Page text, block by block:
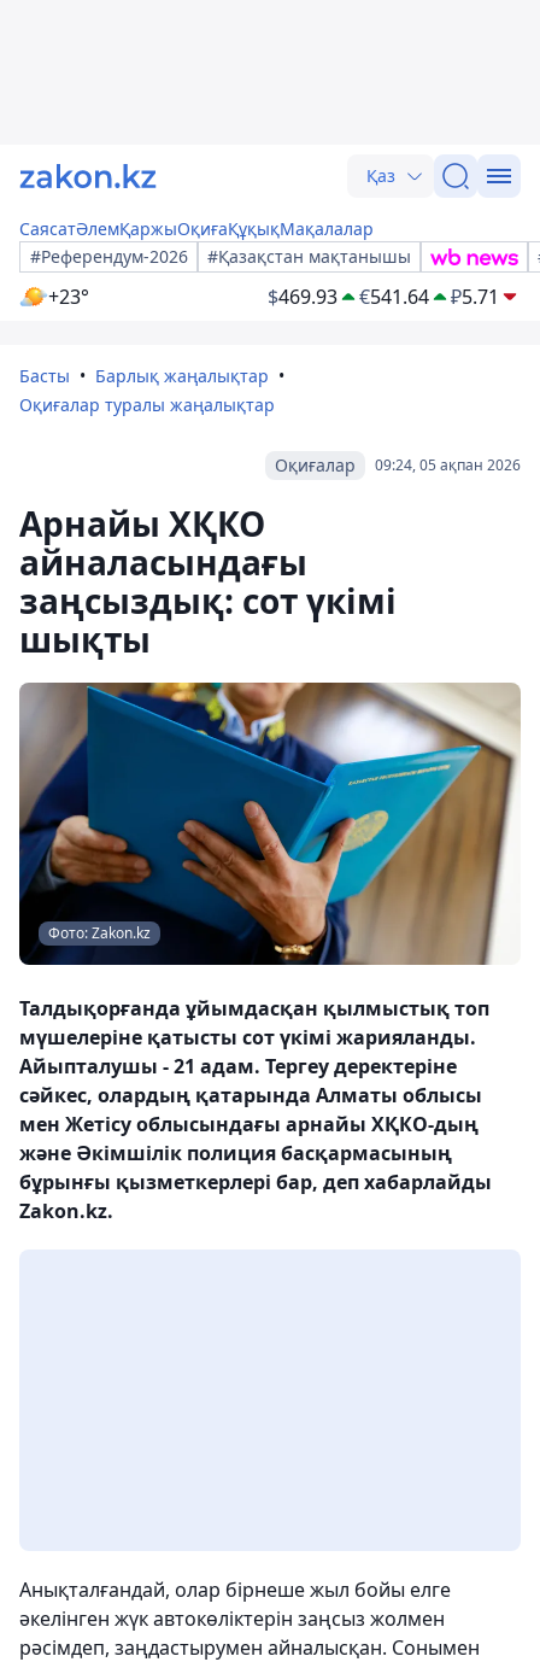
Қаз
СаясатӘлемҚаржыОқиғаҚұқықМақалалар
#Референдум-2026
#Қазақстан мақтанышы
+23° $469.93 €541.64 ₽5.71
Басты
Барлық жаңалықтар
Оқиғалар туралы жаңалықтар
09:24, 05 ақпан 2026
Оқиғалар
Арнайы ХҚКО
айналасындағы
заңсыздық: сот үкімі
шықты
Фото: Zakon.kz
Талдықорғанда ұйымдасқан қылмыстық топ
мүшелеріне қатысты сот үкімі жарияланды.
Айыпталушы - 21 адам. Тергеу деректеріне
сәйкес, олардың қатарында Алматы облысы
мен Жетісу облысындағы арнайы ХҚКО-дың
және Әкімшілік полиция басқармасының
бұрынғы қызметкерлері бар, деп хабарлайды
Zakon.kz.
Анықталғандай, олар бірнеше жыл бойы елге
әкелінген жүк автокөліктерін заңсыз жолмен
рәсімдеп, заңдастырумен айналысқан. Сонымен